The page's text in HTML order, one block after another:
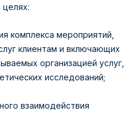
комплекса мероприятий,
клиентам и включающих
организацией услуг,
исследований;
взаимодействия